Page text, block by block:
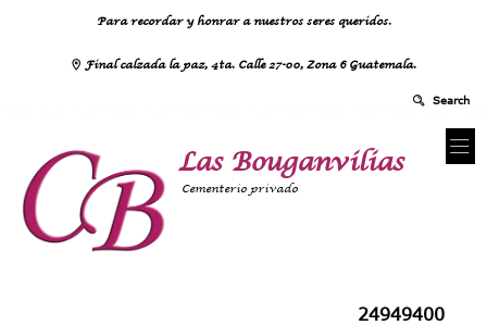
Para recordar y honrar a nuestros seres queridos.
Final calzada la paz, 4ta. Calle 27-00, Zona 6 Guatemala.
Las Bouganvilias
Cementerio privado
24949400